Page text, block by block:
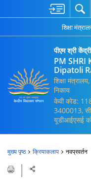
शिक्षा
पीएम श्री
PM SHRI
Dipatoli
शिक्षा
निकाय
केवी कोड:
3400013,
यूडीआईएसई
मुख्य पृष्ठ क्रियाकलाप नवप्रवर्तन